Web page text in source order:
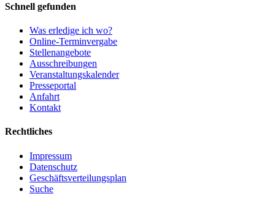
Schnell gefunden
Was erledige ich wo?
Online-Terminvergabe
Stellenangebote
Ausschreibungen
Veranstaltungskalender
Presseportal
Anfahrt
Kontakt
Rechtliches
Impressum
Datenschutz
Geschäftsverteilungsplan
Suche